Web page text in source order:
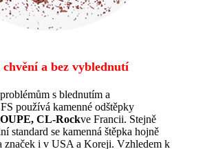
a bez vyblednutí
s blednutím a
používá kamenné odštěpky
CL-Rockve Francii. Stejně
standard se kamenná štěpka hojně
značek i v USA a Koreji. Vzhledem k